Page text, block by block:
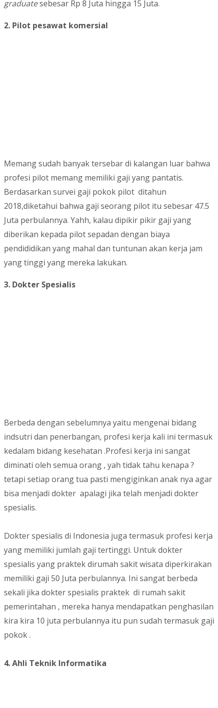
graduatesebesar Rp 8 Juta hingga 15 Juta.
2. Pilot pesawat komersial
Memang sudah banyak tersebar di kalangan luar bahwa
profesi pilot memang memiliki gaji yang pantatis.
Berdasarkan survei gaji pokok pilot ditahun
2018,diketahui bahwa gaji seorang pilot itu sebesar 47.5
Juta perbulannya. Yahh, kalau dipikir pikir gaji yang
diberikan kepada pilot sepadan dengan biaya
pendididikan yang mahal dan tuntunan akan kerja jam
yang tinggi yang mereka lakukan.
3. Dokter Spesialis
Berbeda dengan sebelumnya yaitu mengenai bidang
indsutri dan penerbangan, profesi kerja kali ini termasuk
kedalam bidang kesehatan .Profesi kerja ini sangat
diminati oleh semua orang , yah tidak tahu kenapa ?
tetapi setiap orang tua pasti mengiginkan anak nya agar
bisa menjadi dokter apalagi jika telah menjadi dokter
spesialis.
Dokter spesialis di Indonesia juga termasuk profesi kerja
yang memiliki jumlah gaji tertinggi. Untuk dokter
spesialis yang praktek dirumah sakit wisata diperkirakan
memiliki gaji 50 Juta perbulannya. Ini sangat berbeda
sekali jika dokter spesialis praktek di rumah sakit
pemerintahan , mereka hanya mendapatkan penghasilan
kira kira 10 juta perbulannya itu pun sudah termasuk gaji
pokok .
4. Ahli Teknik Informatika